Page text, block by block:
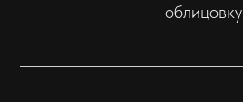
облицовку